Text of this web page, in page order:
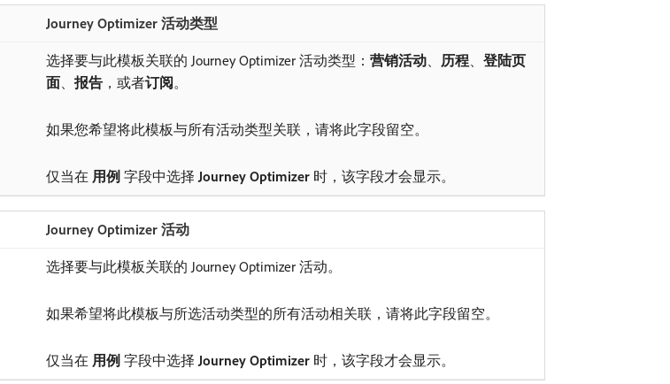
Journey Optimizer 活动类型
选择要与此模板关联的 Journey Optimizer 活动类型： 营销活动、 历程、 登陆页
面、 报告，或者​订阅。
如果您希望将此模板与所有活动类型关联，请将此字段留空。
仅当在​ 用例 ​字段中选择Journey Optimizer时，该字段才会显示。
Journey Optimizer 活动
选择要与此模板关联的 Journey Optimizer 活动。
如果希望将此模板与所选活动类型的所有活动相关联，请将此字段留空。
仅当在​ 用例 ​字段中选择Journey Optimizer时，该字段才会显示。